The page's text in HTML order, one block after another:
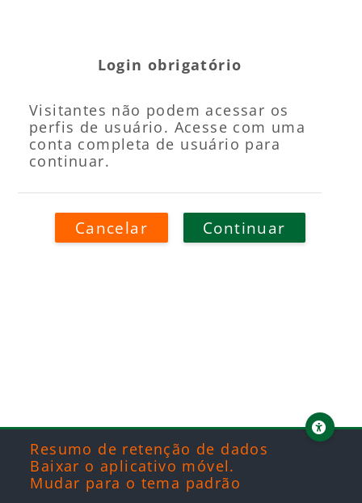
Login obrigatório
Visitantes não podem acessar os
perfis de usuário. Acesse com uma
conta completa de usuário para
continuar.
Cancelar Continuar
Resumo de retenção de dados
Baixar o aplicativo móvel.
Mudar para o tema padrão